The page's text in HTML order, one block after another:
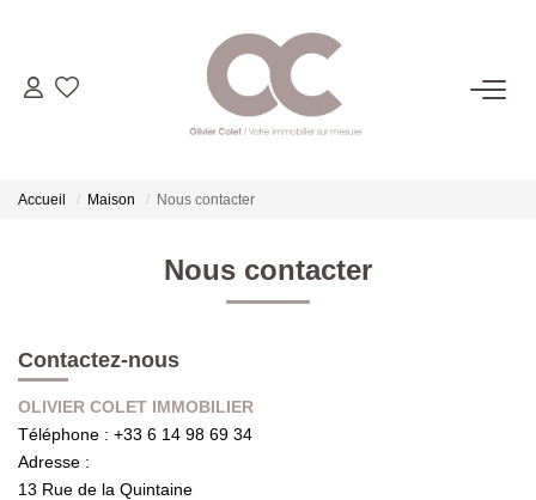
06.14.98.69.34
ACHETER
LOUER
L'AGENCE
Accueil Maison Nous contacter
Nous contacter
Contactez-nous
OLIVIER COLET IMMOBILIER
Téléphone : +33 6 14 98 69 34
Adresse :
13 Rue de la Quintaine